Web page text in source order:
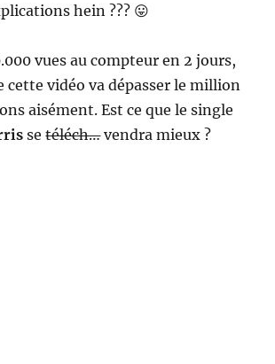
hein ??? 😛
vues au compteur en 2 jours,
cette vidéo va dépasser le million
aisément. Est ce que le single
setéléch…vendra mieux ?